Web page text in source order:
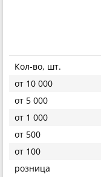
Кол-во, шт.
от 10 000
от 5 000
от 1 000
от 500
от 100
розница